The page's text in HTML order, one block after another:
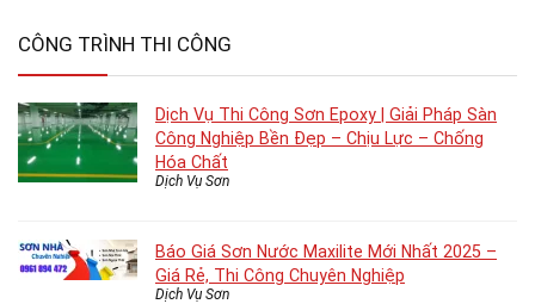
CÔNG TRÌNH THI CÔNG
Dịch Vụ Thi Công Sơn Epoxy | Giải Pháp Sàn
Công Nghiệp Bền Đẹp – Chịu Lực – Chống
Hóa Chất
Dịch Vụ Sơn
Báo Giá Sơn Nước Maxilite Mới Nhất 2025 –
Giá Rẻ, Thi Công Chuyên Nghiệp
Dịch Vụ Sơn